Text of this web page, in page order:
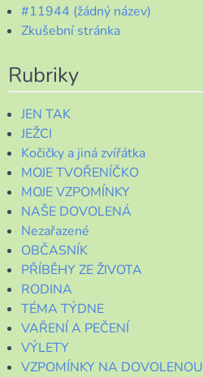
#11944 (žádný název)
Zkušební stránka
Rubriky
JEN TAK
JEŽCI
Kočičky a jiná zvířátka
MOJE TVOŘENÍČKO
MOJE VZPOMÍNKY
NAŠE DOVOLENÁ
Nezařazené
OBČASNÍK
PŘÍBĚHY ZE ŽIVOTA
RODINA
TÉMA TÝDNE
VAŘENÍ A PEČENÍ
VÝLETY
VZPOMÍNKY NA DOVOLENOU